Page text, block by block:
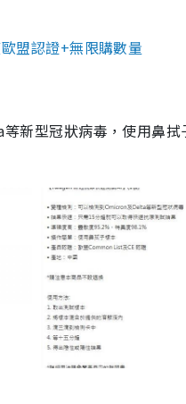
盟認證+無限購數量
新型冠狀病毒，使用鼻拭